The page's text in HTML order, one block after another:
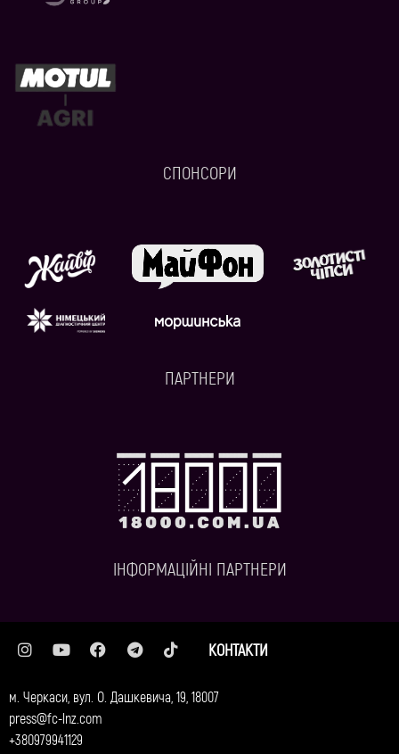
СПОНСОРИ
ПАРТНЕРИ
ІНФОРМАЦІЙНІ ПАРТНЕРИ
КОНТАКТИ
м. Черкаси, вул. О. Дашкевича, 19, 18007
press@fc-lnz.com
+380979941129